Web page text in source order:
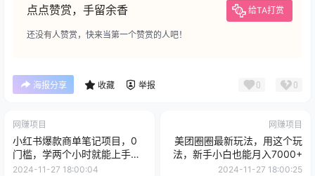
点点赞赏，手留余香 给TA打赏
还没有人赞赏，快来当第一个赞赏的人吧！
海报分享 收藏 举报 0 0
网赚项目
小红书爆款商单笔记项目，0
门槛，学两个小时就能上手，
变现很稳
2024-11-27 18:00:04
网赚项目
美团圈圈最新玩法，用这个玩
法，新手小白也能月入7000+
2024-11-27 18:00:25